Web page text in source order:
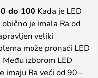
do 100 Kada je LED
je imala Ra od
veliki
može pronaći LED
izborom LED
imaju Ra veći od 90 –